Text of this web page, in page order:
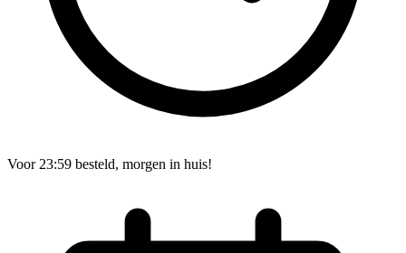
Voor 23:59 besteld, morgen in huis!